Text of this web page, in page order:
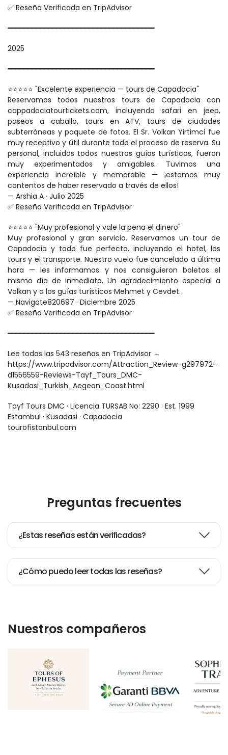
✅ Reseña Verificada en TripAdvisor
━━━━━━━━━━━━━━━━━━━━━━━━━━━━━━━━━━━━
2025
━━━━━━━━━━━━━━━━━━━━━━━━━━━━━━━━━━━━
⭐⭐⭐⭐⭐ "Excelente experiencia — tours de Capadocia"
Reservamos todos nuestros tours de Capadocia con
cappadociatourtickets.com, incluyendo safari en jeep,
paseos a caballo, tours en ATV, tours de ciudades
subterráneas y paquete de fotos. El Sr. Volkan Yirtimci fue
muy receptivo y útil durante todo el proceso de reserva. Su
personal, incluidos todos nuestros guías turísticos, fueron
muy experimentados y amigables. Tuvimos una
experiencia increíble y memorable — ¡estamos muy
contentos de haber reservado a través de ellos!
— Arshia A · Julio 2025
✅ Reseña Verificada en TripAdvisor
⭐⭐⭐⭐⭐ "Muy profesional y vale la pena el dinero"
Muy profesional y gran servicio. Reservamos un tour de
Capadocia y todo fue perfecto, incluyendo el hotel, los
tours y el transporte. Nuestro vuelo fue cancelado a última
hora — les informamos y nos consiguieron boletos el
mismo día de inmediato. Un agradecimiento especial a
Volkan y a los guías turísticos Mehmet y Cevdet.
— Navigate820697 · Diciembre 2025
✅ Reseña Verificada en TripAdvisor
━━━━━━━━━━━━━━━━━━━━━━━━━━━━━━━━━━━━
Lee todas las 543 reseñas en TripAdvisor →
https://www.tripadvisor.com/Attraction_Review-g297972-
d1556559-Reviews-Tayf_Tours_DMC-
Kusadasi_Turkish_Aegean_Coast.html
Tayf Tours DMC · Licencia TURSAB No: 2290 · Est. 1999
Estambul · Kusadasi · Capadocia
tourofistanbul.com
Preguntas frecuentes
¿Estas reseñas están verificadas?
¿Cómo puedo leer todas las reseñas?
Nuestros compañeros